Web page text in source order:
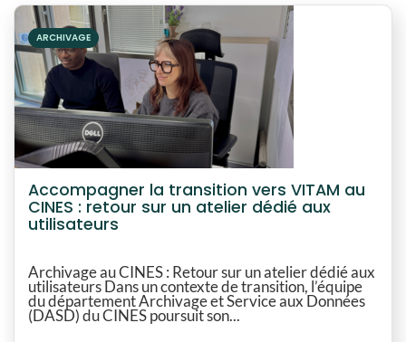
ARCHIVAGE
Accompagner la transition vers VITAM au
CINES : retour sur un atelier dédié aux
utilisateurs
Archivage au CINES : Retour sur un atelier dédié aux
utilisateurs Dans un contexte de transition, l’équipe
du département Archivage et Service aux Données
(DASD) du CINES poursuit son...